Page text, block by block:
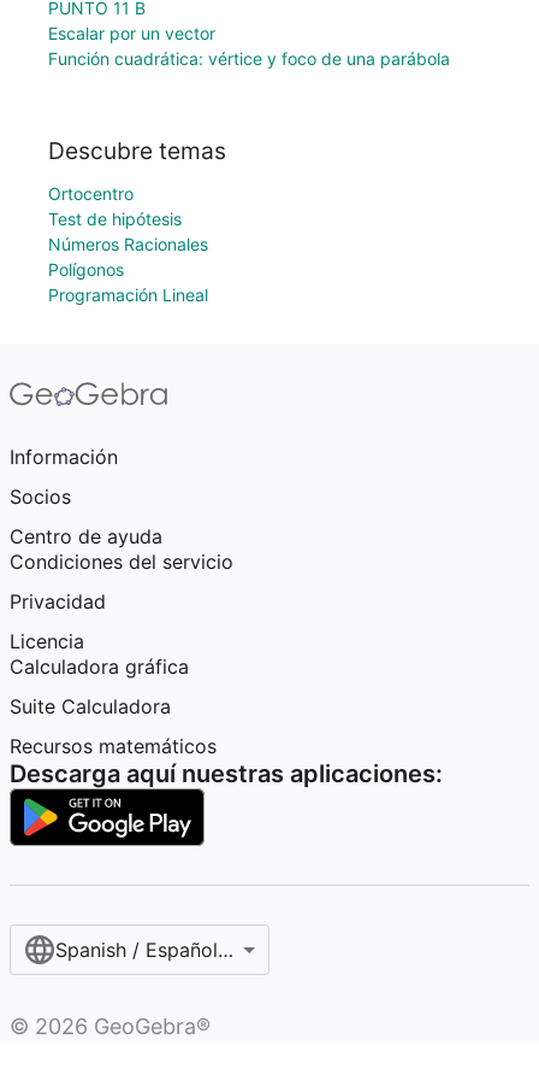
PUNTO 11 B
Escalar por un vector
Función cuadrática: vértice y foco de una parábola
Descubre temas
Ortocentro
Test de hipótesis
Números Racionales
Polígonos
Programación Lineal
Información
Socios
Centro de ayuda
Condiciones del servicio
Privacidad
Licencia
Calculadora gráfica
Suite Calculadora
Recursos matemáticos
Descarga aquí nuestras aplicaciones:
Spanish / Español (internacional)
© 2026 GeoGebra®